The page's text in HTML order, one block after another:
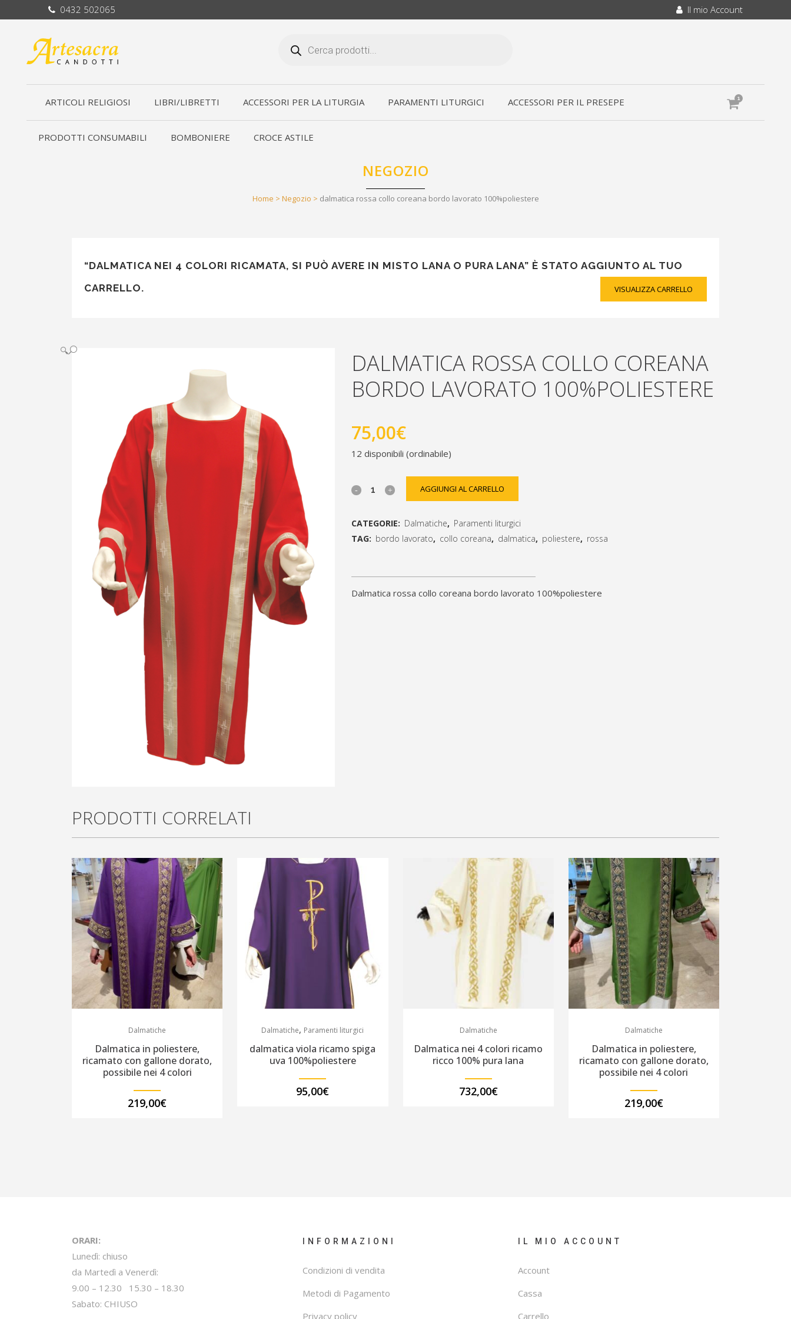
0432 502065 Il mio Account
search
ARTICOLI RELIGIOSI LIBRI/LIBRETTI ACCESSORI PER LA LITURGIA PARAMENTI LITURGICI ACCESSORI PER IL PRESEPE
PRODOTTI CONSUMABILI BOMBONIERE CROCE ASTILE
1
NEGOZIO
Home > Negozio > dalmatica rossa collo coreana bordo lavorato 100%poliestere
“DALMATICA NEI 4 COLORI RICAMATA, SI PUÒ AVERE IN MISTO LANA O PURA LANA” È STATO AGGIUNTO AL TUO
CARRELLO.
VISUALIZZA CARRELLO
🔍
DALMATICA ROSSA COLLO COREANA
BORDO LAVORATO 100%POLIESTERE
75,00€
12 disponibili (ordinabile)
dalmatica
bordo
lavorato
AGGIUNGI AL CARRELLO
CATEGORIE: Dalmatiche, Paramenti liturgici
TAG: bordo lavorato, collo coreana, dalmatica, poliestere, rossa
dalmatica rossa collo coreana bordo lavorato 100%poliestere
PRODOTTI CORRELATI
Dalmatiche
Dalmatica in poliestere,
ricamato con gallone dorato,
possibile nei 4 colori
219,00€
Dalmatiche, Paramenti liturgici
dalmatica viola ricamo spiga
uva 100%poliestere
95,00€
Dalmatiche
Dalmatica nei 4 colori ricamo
ricco 100% pura lana
732,00€
Dalmatiche
Dalmatica in poliestere,
ricamato con gallone dorato,
possibile nei 4 colori
219,00€
ORARI:
Lunedì: chiuso
da Martedì a Venerdì:
9.00 – 12.30 15.30 – 18.30
Sabato: CHIUSO
INFORMAZIONI
Condizioni di vendita
Metodi di Pagamento
Privacy policy
IL MIO ACCOUNT
Account
Cassa
Carrello